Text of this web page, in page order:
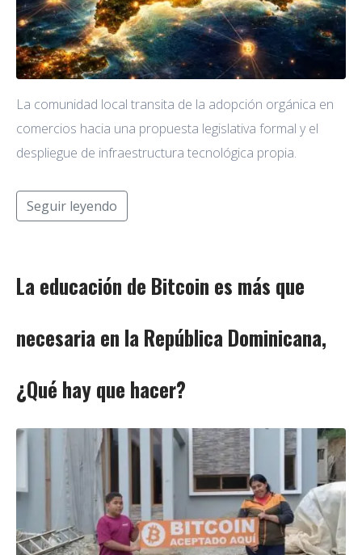
La comunidad local transita de la adopción orgánica en
comercios hacia una propuesta legislativa formal y el
despliegue de infraestructura tecnológica propia.
Seguir leyendo
La educación de Bitcoin es más que
necesaria en la República Dominicana,
¿Qué hay que hacer?